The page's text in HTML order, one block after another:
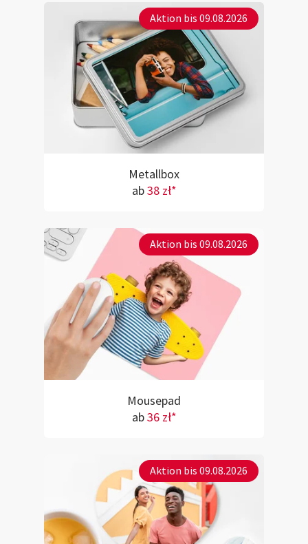
Aktion bis 09.08.2026
Metallbox
ab38 zł*
Aktion bis 09.08.2026
Mousepad
ab36 zł*
Aktion bis 09.08.2026